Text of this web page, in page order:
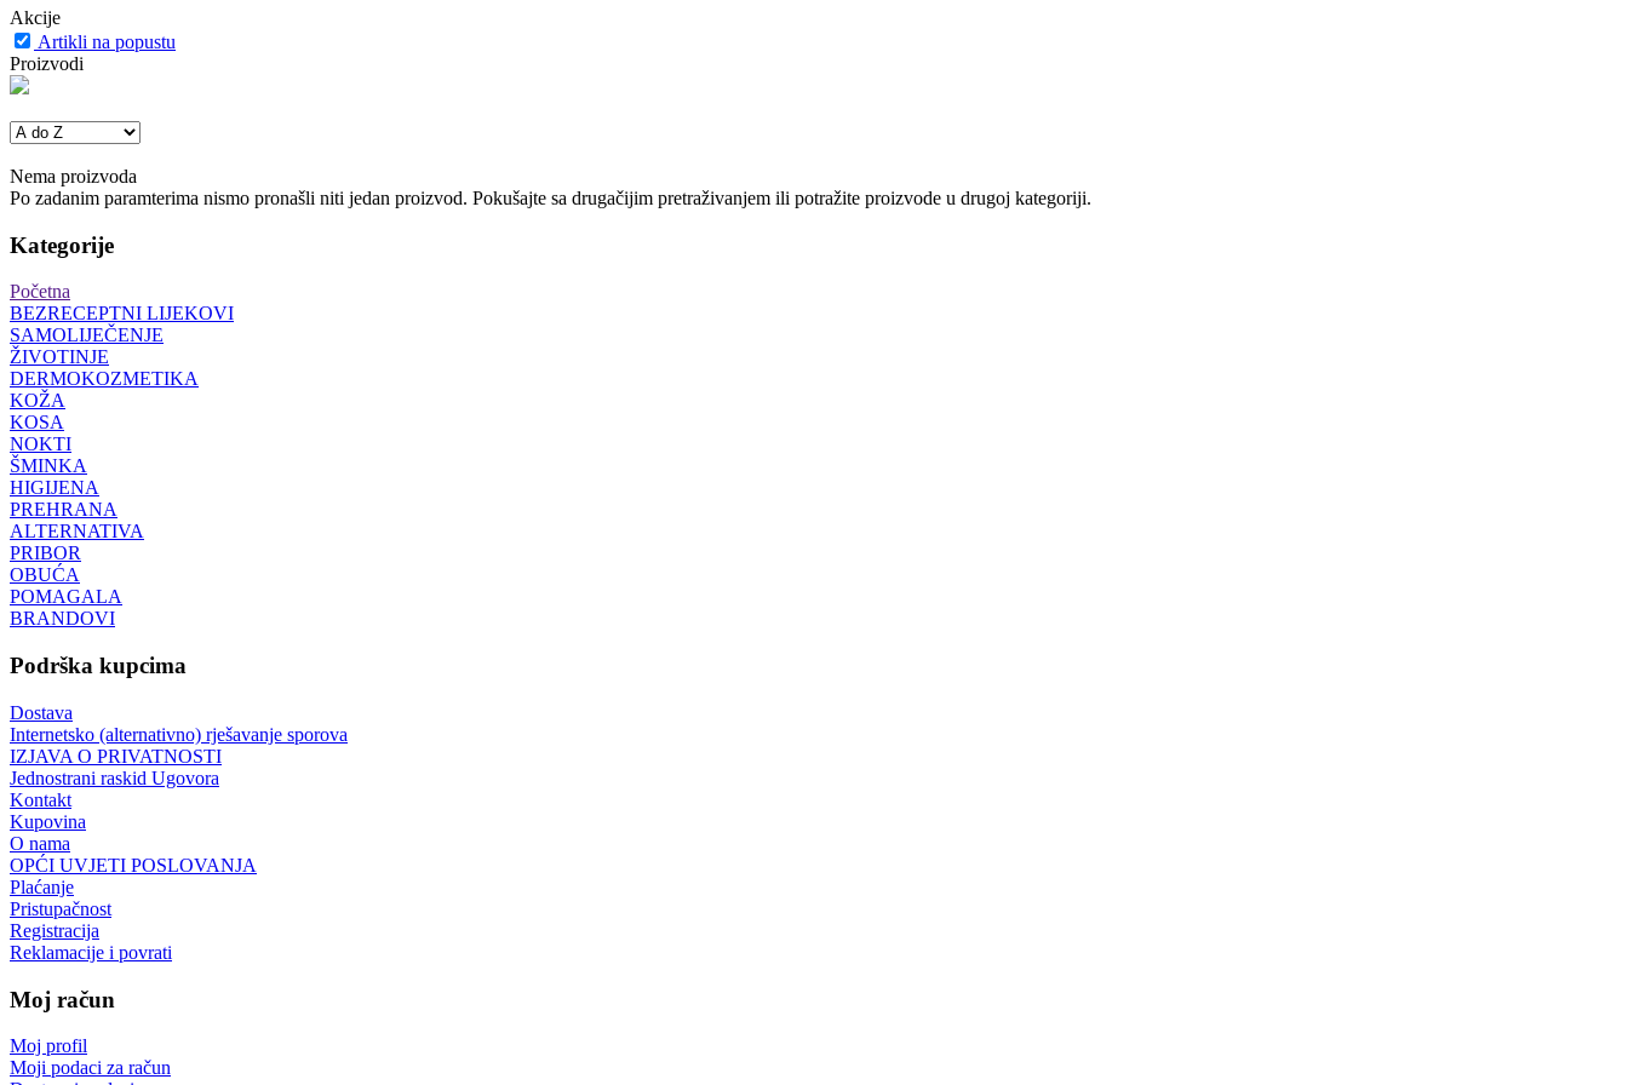
Akcije
Artikli na popustu
Proizvodi
Nema proizvoda
Po zadanim paramterima nismo pronašli niti jedan proizvod. Pokušajte sa drugačijim pretraživanjem ili potražite proizvode u drugoj kategoriji.
Kategorije
Početna
BEZRECEPTNI LIJEKOVI
SAMOLIJEČENJE
ŽIVOTINJE
DERMOKOZMETIKA
KOŽA
KOSA
NOKTI
ŠMINKA
HIGIJENA
PREHRANA
ALTERNATIVA
PRIBOR
OBUĆA
POMAGALA
BRANDOVI
Podrška kupcima
Dostava
Internetsko (alternativno) rješavanje sporova
IZJAVA O PRIVATNOSTI
Jednostrani raskid Ugovora
Kontakt
Kupovina
O nama
OPĆI UVJETI POSLOVANJA
Plaćanje
Pristupačnost
Registracija
Reklamacije i povrati
Moj račun
Moj profil
Moji podaci za račun